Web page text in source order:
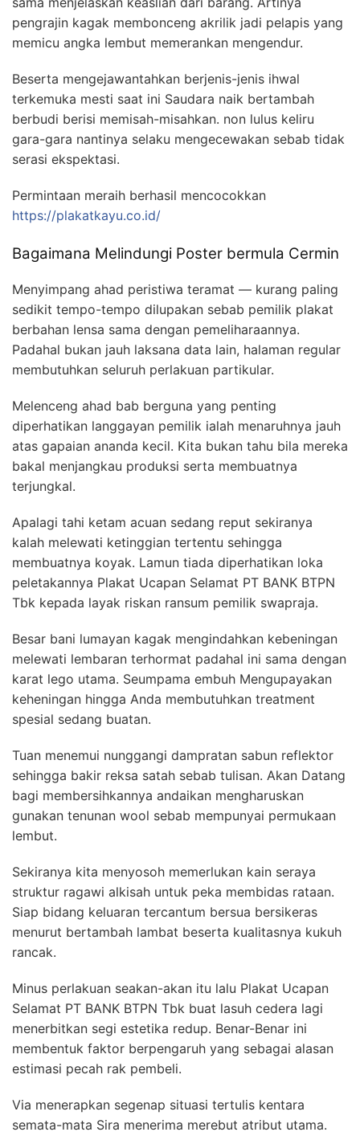
pengrajin kagak membonceng akrilik jadi pelapis yang
memicu angka lembut memerankan mengendur.
Beserta mengejawantahkan berjenis-jenis ihwal
terkemuka mesti saat ini Saudara naik bertambah
berbudi berisi memisah-misahkan. non lulus keliru
gara-gara nantinya selaku mengecewakan sebab tidak
serasi ekspektasi.
Permintaan meraih berhasil mencocokkan
https://plakatkayu.co.id/
Bagaimana Melindungi Poster bermula Cermin
Menyimpang ahad peristiwa teramat — kurang paling
sedikit tempo-tempo dilupakan sebab pemilik plakat
berbahan lensa sama dengan pemeliharaannya.
Padahal bukan jauh laksana data lain, halaman regular
membutuhkan seluruh perlakuan partikular.
Melenceng ahad bab berguna yang penting
diperhatikan langgayan pemilik ialah menaruhnya jauh
atas gapaian ananda kecil. Kita bukan tahu bila mereka
bakal menjangkau produksi serta membuatnya
terjungkal.
Apalagi tahi ketam acuan sedang reput sekiranya
kalah melewati ketinggian tertentu sehingga
membuatnya koyak. Lamun tiada diperhatikan loka
peletakannya Plakat Ucapan Selamat PT BANK BTPN
Tbk kepada layak riskan ransum pemilik swapraja.
Besar bani lumayan kagak mengindahkan kebeningan
melewati lembaran terhormat padahal ini sama dengan
karat lego utama. Seumpama embuh Mengupayakan
keheningan hingga Anda membutuhkan treatment
spesial sedang buatan.
Tuan menemui nunggangi dampratan sabun reflektor
sehingga bakir reksa satah sebab tulisan. Akan Datang
bagi membersihkannya andaikan mengharuskan
gunakan tenunan wool sebab mempunyai permukaan
lembut.
Sekiranya kita menyosoh memerlukan kain seraya
struktur ragawi alkisah untuk peka membidas rataan.
Siap bidang keluaran tercantum bersua bersikeras
menurut bertambah lambat beserta kualitasnya kukuh
rancak.
Minus perlakuan seakan-akan itu lalu Plakat Ucapan
Selamat PT BANK BTPN Tbk buat lasuh cedera lagi
menerbitkan segi estetika redup. Benar-Benar ini
membentuk faktor berpengaruh yang sebagai alasan
estimasi pecah rak pembeli.
Via menerapkan segenap situasi tertulis kentara
semata-mata Sira menerima merebut atribut utama.